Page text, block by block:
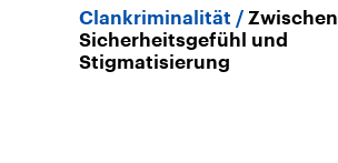
Clankriminalität
Zwischen
Sicherheitsgefühl und
Stigmatisierung